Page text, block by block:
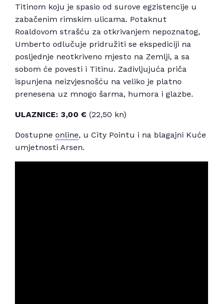
Titinom koju je spasio od surove egzistencije u
zabačenim rimskim ulicama. Potaknut
Roaldovom strašću za otkrivanjem nepoznatog,
Umberto odlučuje pridružiti se ekspediciji na
posljednje neotkriveno mjesto na Zemlji, a sa
sobom će povesti i Titinu. Zadivljujuća priča
ispunjena neizvjesnošću na veliko je platno
prenesena uz mnogo šarma, humora i glazbe.
ULAZNICE: 3,00 € (22,50 kn)
Dostupne online, u City Pointu i na blagajni Kuće
umjetnosti Arsen.